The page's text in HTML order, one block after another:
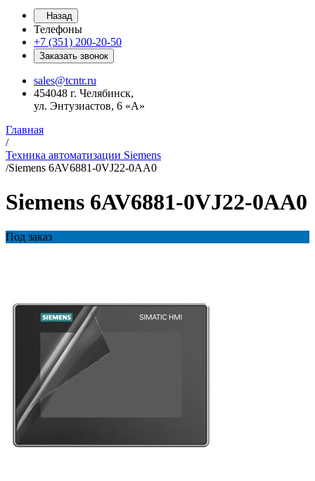
Назад
Телефоны
+7 (351) 200-20-50
Заказать звонок
sales@tcntr.ru
454048 г. Челябинск,
ул. Энтузиастов, 6 «А»
Главная
/
Техника автоматизации Siemens
/Siemens 6AV6881-0VJ22-0AA0
Siemens 6AV6881-0VJ22-0AA0
Под заказ